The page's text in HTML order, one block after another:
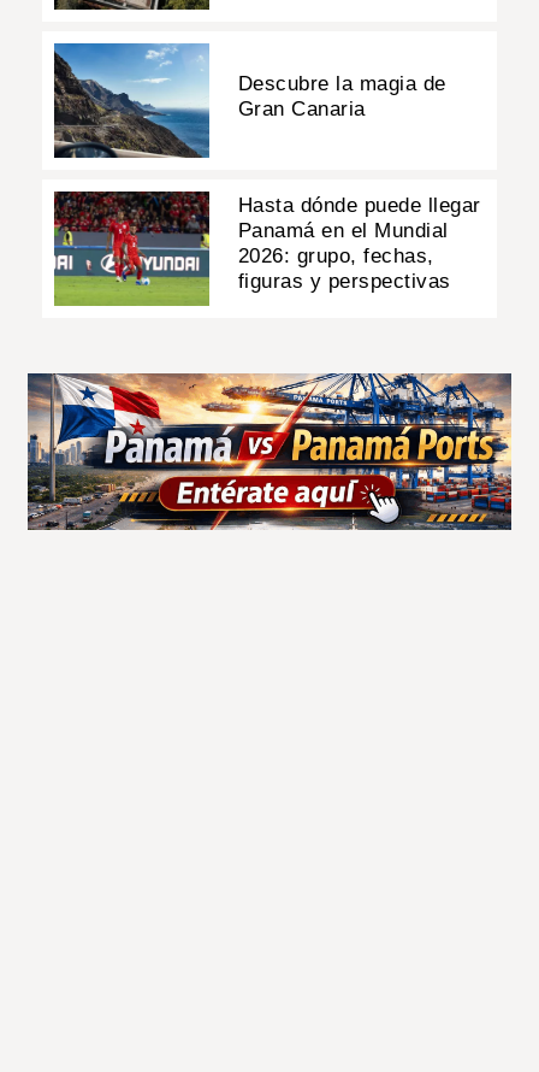
Descubre la magia de
Gran Canaria
Hasta dónde puede llegar
Panamá en el Mundial
2026: grupo, fechas,
figuras y perspectivas